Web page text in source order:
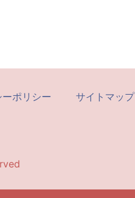
ポリシー サイトマップ